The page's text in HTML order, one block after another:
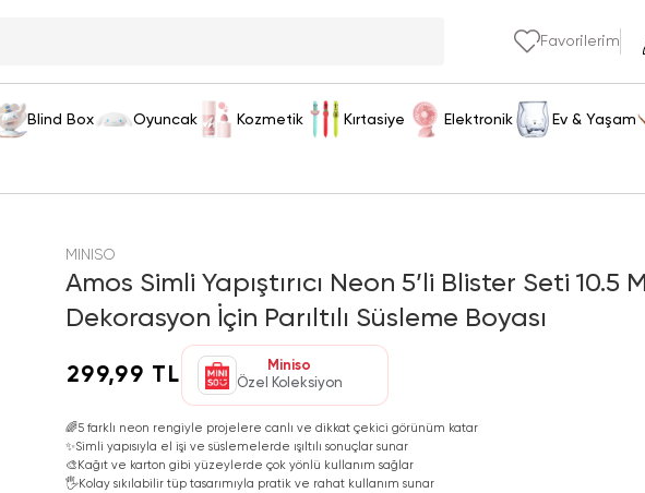
Favorilerim
Blind Box Oyuncak Kozmetik Kırtasiye Elektronik Ev & Yaşam
MINISO
Amos Simli Yapıştırıcı Neon 5’li Blister Seti 10.5
Dekorasyon İçin Parıltılı Süsleme Boyası
299,99 TL
Miniso
Özel Koleksiyon
🌈5 farklı neon rengiyle projelere canlı ve dikkat çekici görünüm katar
✨Simli yapısıyla el işi ve süslemelerde ışıltılı sonuçlar sunar
🎨 Kağıt ve karton gibi yüzeylerde çok yönlü kullanım sağlar
🖐️Kolay sıkılabilir tüp tasarımıyla pratik ve rahat kullanım sunar